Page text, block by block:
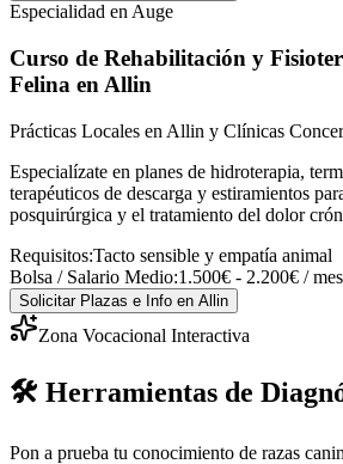
Especialidad en Auge
Curso de Rehabilitación y
Felina en Allin
Prácticas Locales en Allin y Clínicas
Especialízate en planes de hidroterapia,
terapéuticos de descarga y estiramientos
posquirúrgica y el tratamiento del dolor
Requisitos:Tacto sensible y empatía animal
Bolsa / Salario Medio:1.500€ - 2.200€ / mes
Solicitar Plazas e Info en Allin
Zona Vocacional Interactiva
🛠️ Herramientas de
Pon a prueba tu conocimiento de razas